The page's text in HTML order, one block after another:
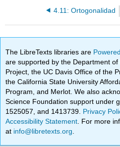
4.11: Ortogonalidad
The LibreTexts libraries are
are supported by the Department
Project, the UC Davis Office of the
the California State University
Program, and Merlot. We also
Science Foundation support under
1525057, and 1413739. Privacy
Accessibility Statement . For more
at info@libretexts.org